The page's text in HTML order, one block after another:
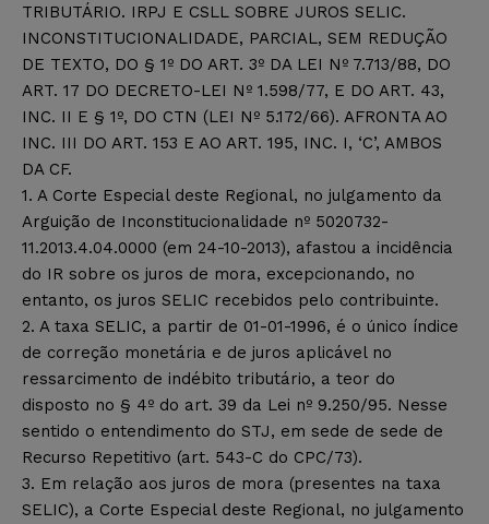
TRIBUTÁRIO. IRPJ E CSLL SOBRE JUROS SELIC.
INCONSTITUCIONALIDADE, PARCIAL, SEM REDUÇÃO
DE TEXTO, DO § 1º DO ART. 3º DA LEI Nº 7.713/88, DO
ART. 17 DO DECRETO-LEI Nº 1.598/77, E DO ART. 43,
INC. II E § 1º, DO CTN (LEI Nº 5.172/66). AFRONTA AO
INC. III DO ART. 153 E AO ART. 195, INC. I, ‘C’, AMBOS
DA CF.
1. A Corte Especial deste Regional, no julgamento da
Arguição de Inconstitucionalidade nº 5020732-
11.2013.4.04.0000 (em 24-10-2013), afastou a incidência
do IR sobre os juros de mora, excepcionando, no
entanto, os juros SELIC recebidos pelo contribuinte.
2. A taxa SELIC, a partir de 01-01-1996, é o único índice
de correção monetária e de juros aplicável no
ressarcimento de indébito tributário, a teor do
disposto no § 4º do art. 39 da Lei nº 9.250/95. Nesse
sentido o entendimento do STJ, em sede de sede de
Recurso Repetitivo (art. 543-C do CPC/73).
3. Em relação aos juros de mora (presentes na taxa
SELIC), a Corte Especial deste Regional, no julgamento